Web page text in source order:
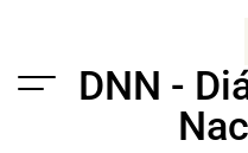
Menu
DNN -